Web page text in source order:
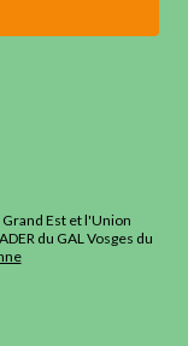
Grand Est et l'Union
du GAL Vosges du